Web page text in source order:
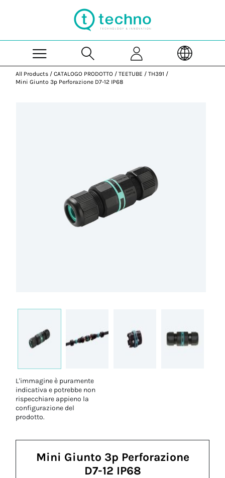
All Products / CATALOGO PRODOTTO / TEETUBE / TH391 /
Mini Giunto 3p Perforazione D7-12 IP68
L'immagine è puramente
indicativa e potrebbe non
rispecchiare appieno la
configurazione del
prodotto.
Mini Giunto 3p Perforazione
D7-12 IP68